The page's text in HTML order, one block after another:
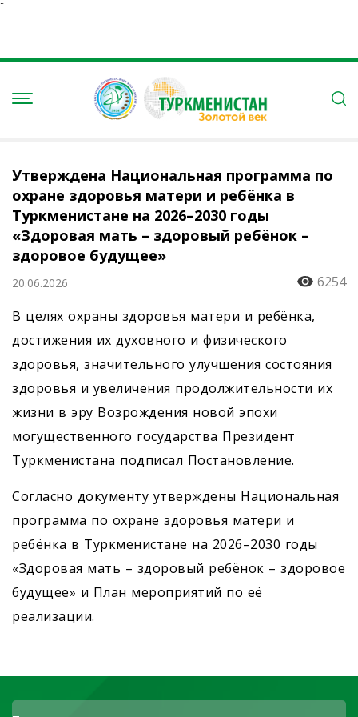
Ï
Утверждена Национальная программа по
охране здоровья матери и ребёнка в
Туркменистане на 2026–2030 годы
«Здоровая мать – здоровый ребёнок –
здоровое будущее»
20.06.2026
6254
В целях охраны здоровья матери и ребёнка,
достижения их духовного и физического
здоровья, значительного улучшения состояния
здоровья и увеличения продолжительности их
жизни в эру Возрождения новой эпохи
могущественного государства Президент
Туркменистана подписал Постановление.
Согласно документу утверждены Национальная
программа по охране здоровья матери и
ребёнка в Туркменистане на 2026–2030 годы
«Здоровая мать – здоровый ребёнок – здоровое
будущее» и План мероприятий по её
реализации.